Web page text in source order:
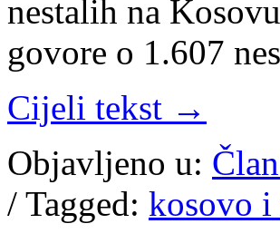
nestalih na
govore o 1.607
Cijeli tekst →
Objavljeno u:
/ Tagged: kosovo i